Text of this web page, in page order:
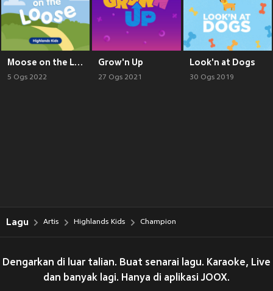
Moose on the Loose
5 Ogs 2022
Grow'n Up
27 Ogs 2021
Look'n at Dogs
30 Ogs 2019
Lagu Artis Highlands Kids Champion
Dengarkan di luar talian. Buat senarai lagu. Karaoke, Live
dan banyak lagi. Hanya di aplikasi JOOX.